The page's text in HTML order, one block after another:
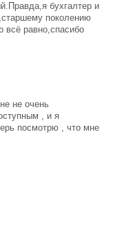
бухгалтер и
поколению
всё равно,спасибо
не очень
, и я
посмотрю , что мне